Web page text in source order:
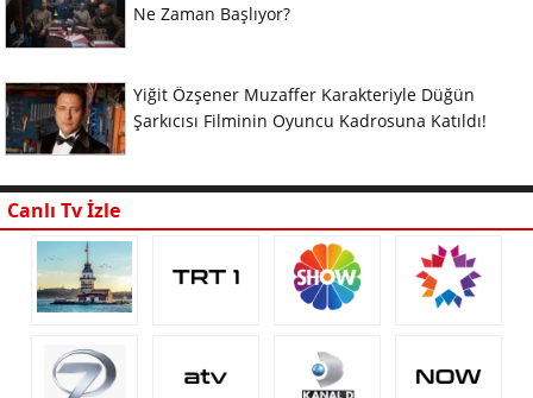
Ne Zaman Başlıyor?
Yiğit Özşener Muzaffer Karakteriyle Düğün
Şarkıcısı Filminin Oyuncu Kadrosuna Katıldı!
Canlı Tv İzle